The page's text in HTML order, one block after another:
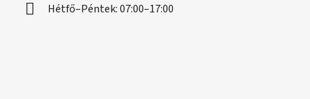
Hétfő–Péntek: 07:00–17:00